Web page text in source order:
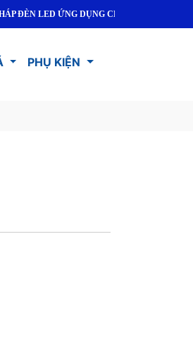
ỨNG DỤNG CHO DÂN DỤNG VÀ CÔNG
PHỤ KIỆN